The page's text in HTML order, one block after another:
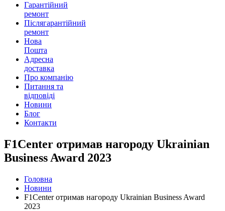
Гарантійний
ремонт
Післягарантійний
ремонт
Нова
Пошта
Адресна
доставка
Про компанію
Питання та
відповіді
Новини
Блог
Контакти
F1Center отримав нагороду Ukrainian
Business Award 2023
Головна
Новини
F1Center отримав нагороду Ukrainian Business Award
2023